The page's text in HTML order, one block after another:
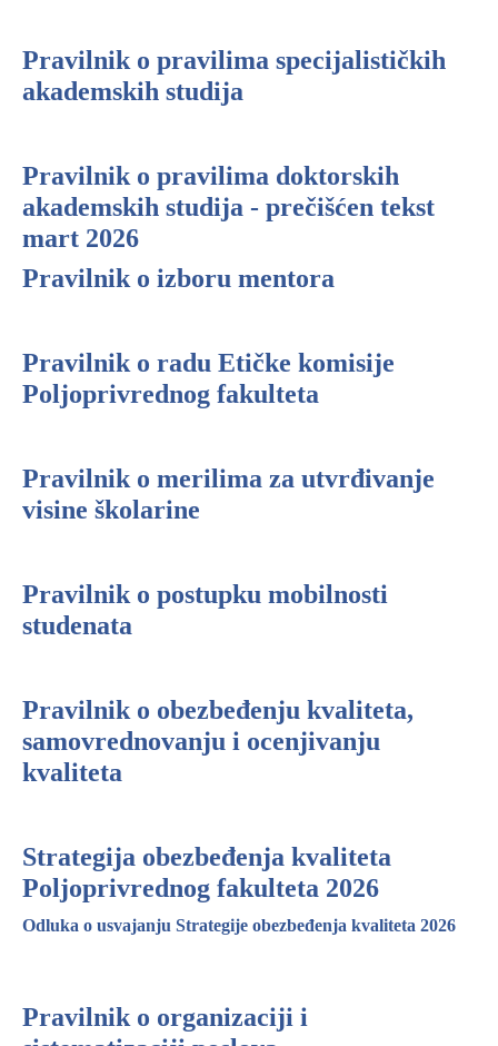
Pravilnik o pravilima specijalističkih
akademskih studija
Pravilnik o pravilima doktorskih
akademskih studija - prečišćen tekst
mart 2026
Pravilnik o izboru mentora
Pravilnik o radu Etičke komisije
Poljoprivrednog fakulteta
Pravilnik o merilima za utvrđivanje
visine školarine
Pravilnik o postupku mobilnosti
studenata
Pravilnik o obezbeđenju kvaliteta,
samovrednovanju i ocenjivanju
kvaliteta
Strategija obezbeđenja kvaliteta
Poljoprivrednog fakulteta 2026
Odluka o usvajanju Strategije obezbeđenja kvaliteta 2026
Pravilnik o organizaciji i